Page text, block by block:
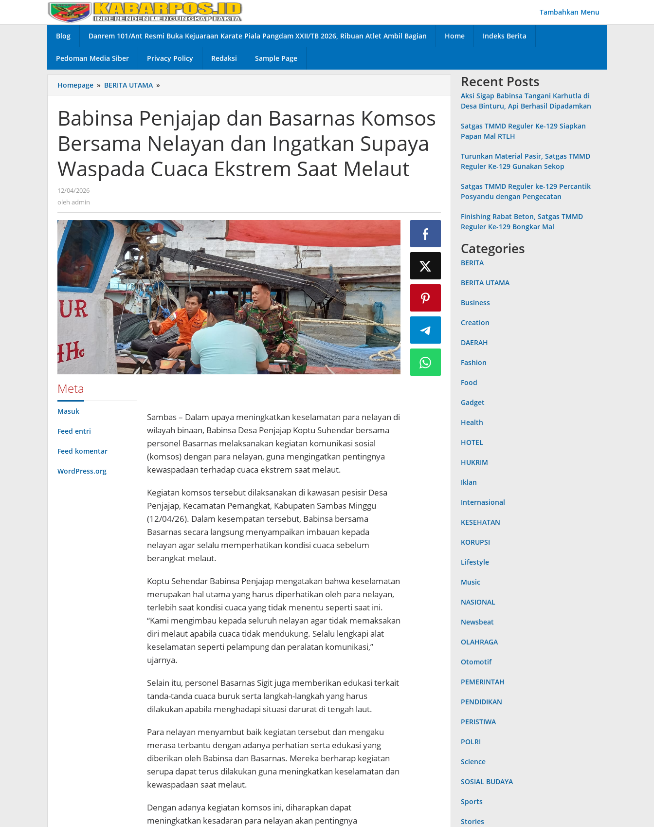
konten
Tambahkan Menu
Blog Danrem 101/Ant Resmi Buka Kejuaraan Karate Piala Pangdam XXII/TB 2026, Ribuan Atlet Ambil Bagian Home Indeks Berita
Pedoman Media Siber Privacy Policy Redaksi Sample Page
Homepage » BERITA UTAMA »
Penjajap
Basarnas
Komsos
Bersama
Nelayan
Ingatkan
Supaya
Saat
Melaut
Babinsa Penjajap dan Basarnas Komsos
Bersama Nelayan dan Ingatkan Supaya
Waspada Cuaca Ekstrem Saat Melaut
12/04/2026
oleh admin
Meta
Masuk
Feed entri
Feed komentar
WordPress.org
Sambas – Dalam upaya meningkatkan keselamatan para nelayan di
wilayah binaan, Babinsa Desa Penjajap Koptu Suhendar bersama
personel Basarnas melaksanakan kegiatan komunikasi sosial
(komsos) dengan para nelayan, guna mengingatkan pentingnya
kewaspadaan terhadap cuaca ekstrem saat melaut.
Kegiatan komsos tersebut dilaksanakan di kawasan pesisir Desa
Penjajap, Kecamatan Pemangkat, Kabupaten Sambas Minggu
(12/04/26). Dalam kesempatan tersebut, Babinsa bersama
Basarnas secara langsung menyampaikan imbauan kepada
nelayan agar selalu memperhatikan kondisi cuaca sebelum
berangkat melaut.
Koptu Sehendar Babinsa Penjajap mengatakan bahwa keselamatan
merupakan hal utama yang harus diperhatikan oleh para nelayan,
terlebih saat kondisi cuaca yang tidak menentu seperti saat ini.
“Kami mengimbau kepada seluruh nelayan agar tidak memaksakan
diri melaut apabila cuaca tidak mendukung. Selalu lengkapi alat
keselamatan seperti pelampung dan peralatan komunikasi,”
ujarnya.
Selain itu, personel Basarnas Sigit juga memberikan edukasi terkait
tanda-tanda cuaca buruk serta langkah-langkah yang harus
dilakukan apabila menghadapi situasi darurat di tengah laut.
Para nelayan menyambut baik kegiatan tersebut dan mengaku
merasa terbantu dengan adanya perhatian serta edukasi yang
diberikan oleh Babinsa dan Basarnas. Mereka berharap kegiatan
serupa dapat terus dilakukan guna meningkatkan keselamatan dan
kewaspadaan saat melaut.
Dengan adanya kegiatan komsos ini, diharapkan dapat
meningkatkan kesadaran para nelayan akan pentingnya
Recent Posts
Aksi Sigap Babinsa Tangani Karhutla di
Desa Binturu, Api Berhasil Dipadamkan
Satgas TMMD Reguler Ke-129 Siapkan
Papan Mal RTLH
Turunkan Material Pasir, Satgas TMMD
Reguler Ke-129 Gunakan Sekop
Satgas TMMD Reguler ke-129 Percantik
Posyandu dengan Pengecatan
Finishing Rabat Beton, Satgas TMMD
Reguler Ke-129 Bongkar Mal
Categories
BERITA
BERITA UTAMA
Business
Creation
DAERAH
Fashion
Food
Gadget
Health
HOTEL
HUKRIM
Iklan
Internasional
KESEHATAN
KORUPSI
Lifestyle
Music
NASIONAL
Newsbeat
OLAHRAGA
Otomotif
PEMERINTAH
PENDIDIKAN
PERISTIWA
POLRI
Science
SOSIAL BUDAYA
Sports
Stories